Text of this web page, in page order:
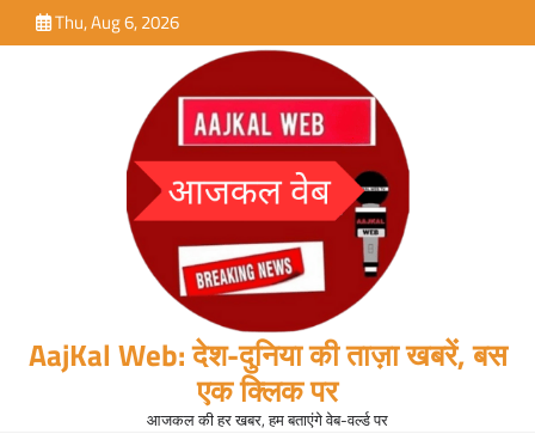
to
Thu, Aug 6, 2026
AajKal Web: देश-दुनिया की ताज़ा खबरें, बस
एक क्लिक पर
आजकल की हर खबर, हम बताएंगे वेब-वर्ल्ड पर